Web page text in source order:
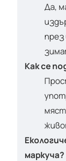
Да,
Как се
маркуча?